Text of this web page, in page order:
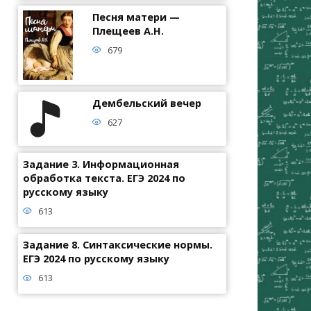
Песня матери —
Плещеев А.Н.
679
Дембельский вечер
627
Задание 3. Информационная
обработка текста. ЕГЭ 2024 по
русскому языку
613
Задание 8. Синтаксические нормы.
ЕГЭ 2024 по русскому языку
613